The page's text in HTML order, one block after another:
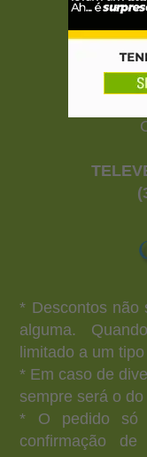
Rua
* Descontos não
alguma.
limitado a um
* Em caso de
sempre será o
* O pedido só
confirmação